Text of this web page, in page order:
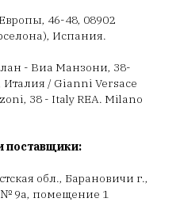
46-48, 08902
Испания.
- Виа Манзони, 38-
/ Gianni Versace
38 - Italy REA. Milano
поставщики:
обл., Барановичи г.,
№ 9а, помещение 1